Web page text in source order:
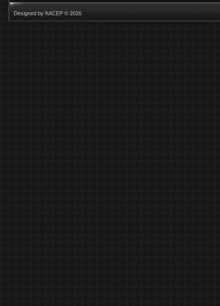
Designed by KACEP © 2026